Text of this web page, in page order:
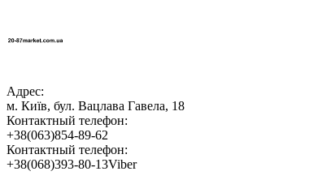
Адрес:
м. Київ, бул. Вацлава Гавела, 18
Контактный телефон:
+38(063)854-89-62
Контактный телефон:
+38(068)393-80-13Viber